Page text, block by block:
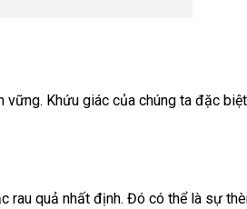
vững. Khứu giác của chúng ta đặc
rau quả nhất định. Đó có thể là sự